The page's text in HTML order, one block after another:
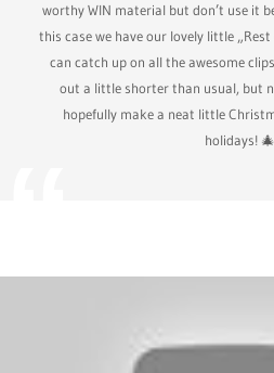
worthy WIN material but don’t use it
this case we have our lovely little
can catch up on all the awesome
out a little shorter than usual, but
hopefully make a neat little
holidays!